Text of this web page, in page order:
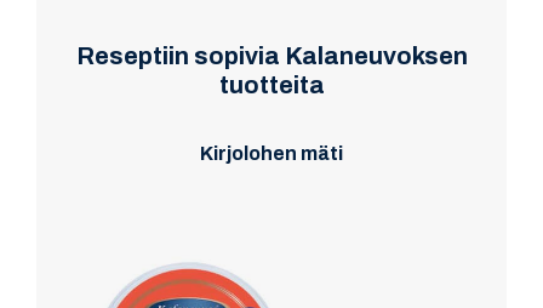
Reseptiin sopivia Kalaneuvoksen
tuotteita
Kirjolohen mäti